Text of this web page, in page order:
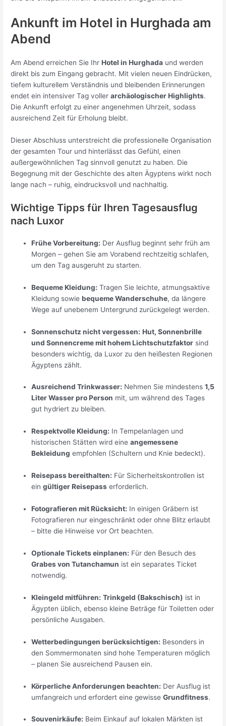
Ankunft im Hotel in Hurghada am
Abend
Am Abend erreichen Sie IhrHotel in Hurghada und werden
direkt bis zum Eingang gebracht. Mit vielen neuen Eindrücken,
tiefem kulturellem Verständnis und bleibenden Erinnerungen
endet ein intensiver Tag vollerarchäologischer Highlights.
Die Ankunft erfolgt zu einer angenehmen Uhrzeit, sodass
ausreichend Zeit für Erholung bleibt.
Dieser Abschluss unterstreicht die professionelle Organisation
der gesamten Tour und hinterlässt das Gefühl, einen
außergewöhnlichen Tag sinnvoll genutzt zu haben. Die
Begegnung mit der Geschichte des alten Ägyptens wirkt noch
lange nach – ruhig, eindrucksvoll und nachhaltig.
Wichtige Tipps für Ihren Tagesausflug
nach Luxor
Frühe Vorbereitung: Der Ausflug beginnt sehr früh am
Morgen – gehen Sie am Vorabend rechtzeitig schlafen,
um den Tag ausgeruht zu starten.
Bequeme Kleidung: Tragen Sie leichte, atmungsaktive
Kleidung sowiebequeme Wanderschuhe, da längere
Wege auf unebenem Untergrund zurückgelegt werden.
Sonnenschutz nicht vergessen: Hut, Sonnenbrille
und Sonnencreme mit hohem Lichtschutzfaktor sind
besonders wichtig, da Luxor zu den heißesten Regionen
Ägyptens zählt.
Ausreichend Trinkwasser: Nehmen Sie mindestens1,5
Liter Wasser pro Person mit, um während des Tages
gut hydriert zu bleiben.
Respektvolle Kleidung: In Tempelanlagen und
historischen Stätten wird eineangemessene
Bekleidung empfohlen (Schultern und Knie bedeckt).
Reisepass bereithalten: Für Sicherheitskontrollen ist
eingültiger Reisepass erforderlich.
Fotografieren mit Rücksicht: In einigen Gräbern ist
Fotografieren nur eingeschränkt oder ohne Blitz erlaubt
– bitte die Hinweise vor Ort beachten.
Optionale Tickets einplanen: Für den Besuch des
Grabes von Tutanchamun ist ein separates Ticket
notwendig.
Kleingeld mitführen: Trinkgeld (Bakschisch) ist in
Ägypten üblich, ebenso kleine Beträge für Toiletten oder
persönliche Ausgaben.
Wetterbedingungen berücksichtigen: Besonders in
den Sommermonaten sind hohe Temperaturen möglich
– planen Sie ausreichend Pausen ein.
Körperliche Anforderungen beachten: Der Ausflug ist
umfangreich und erfordert eine gewisseGrundfitness.
Souvenirkäufe: Beim Einkauf auf lokalen Märkten ist